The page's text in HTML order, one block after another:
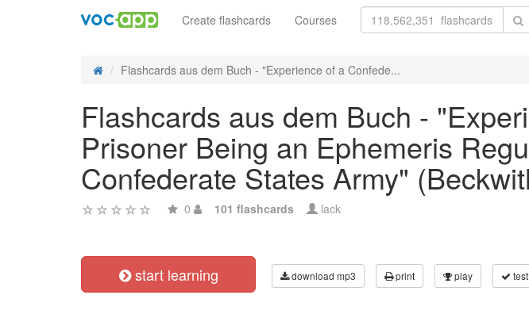
Create flashcards Courses
Flashcards aus dem Buch - "Experience of a Confede...
Flashcards aus dem Buch -
Prisoner Being an Ephemeris
Confederate States Army"
0 101 flashcards lack
start learning download mp3 print play